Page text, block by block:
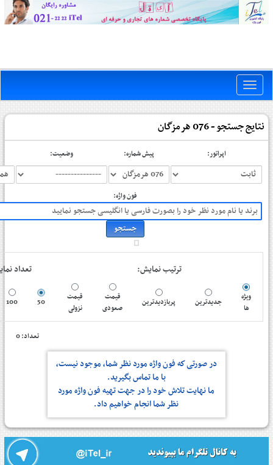
Toggle
نتایج جستجو - 076 هرمزگان
اپراتور: پیش شماره: وضعیت:
فون واژه:
ترتیب نمایش: تعداد
ویژه
ها
جدیدترین پربازدیدترین
قیمت
صعودی
قیمت
نزولی
50
100
تعداد: 0
در صورتی كه فون واژه مورد نظر شما، موجود نیست،
با ما تماس بگیرید.
ما نهایت تلاش خود را در جهت تهیه فون واژه مورد
نظر شما انجام خواهیم داد.